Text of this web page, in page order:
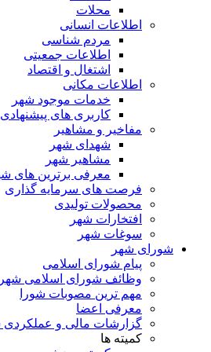
اطلاعات انسانی
مردم شناسی
اطلاعات جمعیتی
اشتغال و اقتصاد
اطلاعات مکانی
خدمات موجود شهر
کاربری های پیشنهادی طرح جامع
مفاخیر و مشاهیر
شهدای شهر
مشاهیر شهر
معرفی برترین های شهر
فرصت های سرمایه گذاری
محصولات تولیدی
افتخارات شهر
سوغات شهر
شهر
پیام شورای اسلامی
وظائف شورای اسلامی شهر
مهم ترین مصوبات شورا
معرفی اعضا
گزارشات مالی و عملکردی شوارا